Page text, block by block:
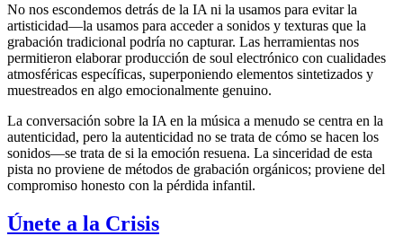
No nos escondemos detrás de la IA ni la usamos para evitar la
artisticidad—la usamos para acceder a sonidos y texturas que la
grabación tradicional podría no capturar. Las herramientas nos
permitieron elaborar producción de soul electrónico con cualidades
atmosféricas específicas, superponiendo elementos sintetizados y
muestreados en algo emocionalmente genuino.
La conversación sobre la IA en la música a menudo se centra en la
autenticidad, pero la autenticidad no se trata de cómo se hacen los
sonidos—se trata de si la emoción resuena. La sinceridad de esta
pista no proviene de métodos de grabación orgánicos; proviene del
compromiso honesto con la pérdida infantil.
Únete a la Crisis